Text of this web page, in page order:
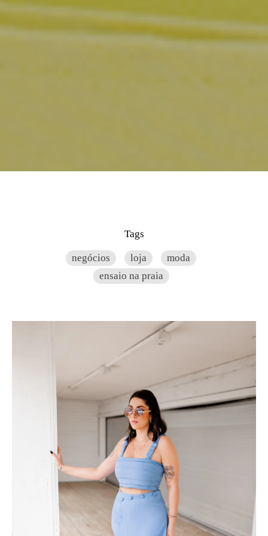
Tags
negócios loja
moda
ensaio na praia